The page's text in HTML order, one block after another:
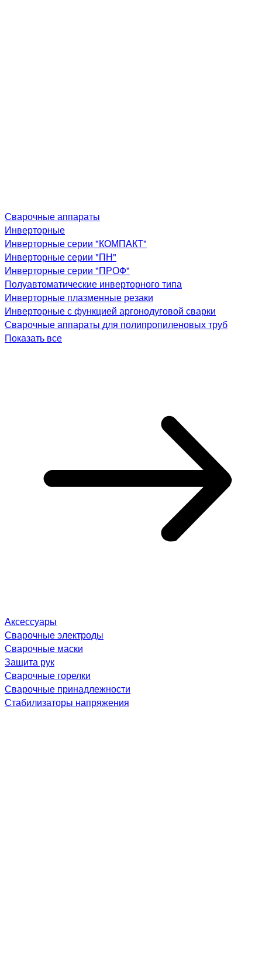
Сварочные аппараты
Инверторные
Инверторные серии "КОМПАКТ"
Инверторные серии "ПН"
Инверторные серии "ПРОФ"
Полуавтоматические инверторного типа
Инверторные плазменные резаки
Инверторные с функцией аргонодуговой сварки
Сварочные аппараты для полипропиленовых труб
Показать все
Аксессуары
Сварочные электроды
Сварочные маски
Защита рук
Сварочные горелки
Сварочные принадлежности
Стабилизаторы напряжения